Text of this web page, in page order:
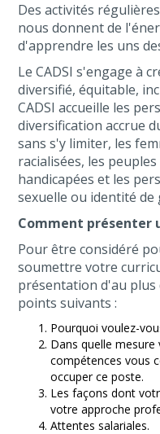
Des activités
nous donnent de
d'apprendre les uns
Le CADSI s'engage à
diversifié, équitable,
CADSI accueille les
diversification accrue
sans s'y limiter, les
racialisées, les
handicapées et les
sexuelle ou identité de
Comment présenter
Pour être considéré
soumettre votre
présentation d'au plus
points suivants :
Pourquoi voulez-
Dans quelle
compétences vous
occuper ce poste.
Les façons dont
votre approche
Attentes salariales.